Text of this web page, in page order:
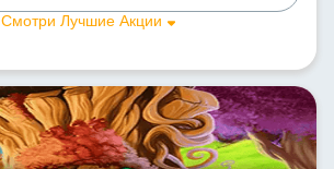
Смотри Лучшие Акции